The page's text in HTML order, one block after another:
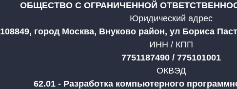
ОБЩЕСТВО С ОГРАНИЧЕННОЙ
Юридический адрес
108849, город Москва, Внуково район, ул Бориса
ИНН / КПП
7751187490 / 775101001
ОКВЭД
62.01 - Разработка компьютерного